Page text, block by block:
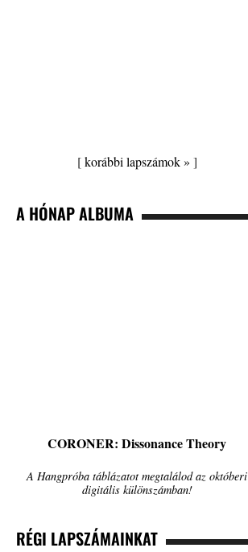
[korábbi lapszámok » ]
A HÓNAP ALBUMA
CORONER: Dissonance Theory
A Hangpróba táblázatot megtalálod az októberi
digitális különszámban!
RÉGI LAPSZÁMAINKAT